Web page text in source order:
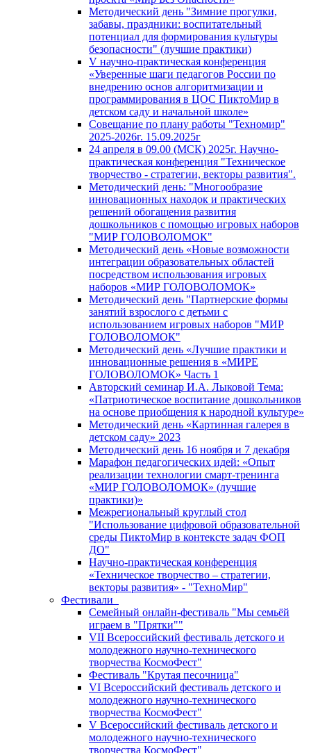
Методический день "Зимние прогулки,
забавы, праздники: воспитательный
потенциал для формирования культуры
безопасности" (лучшие практики)
V научно-практическая конференция
«Уверенные шаги педагогов России по
внедрению основ алгоритмизации и
программирования в ЦОС ПиктоМир в
детском саду и начальной школе»
Совещание по плану работы "Техномир"
2025-2026г. 15.09.2025г
24 апреля в 09.00 (МСК) 2025г. Научно-
практическая конференция "Техническое
творчество - стратегии, векторы развития".
Методический день: "Многообразие
инновационных находок и практических
решений обогащения развития
дошкольников с помощью игровых наборов
"МИР ГОЛОВОЛОМОК"
Методический день «Новые возможности
интеграции образовательных областей
посредством использования игровых
наборов «МИР ГОЛОВОЛОМОК»
Методический день "Партнерские формы
занятий взрослого с детьми с
использованием игровых наборов "МИР
ГОЛОВОЛОМОК"
Методический день «Лучшие практики и
инновационные решения в «МИРЕ
ГОЛОВОЛОМОК» Часть 1
Авторский семинар И.А. Лыковой Тема:
«Патриотическое воспитание дошкольников
на основе приобщения к народной культуре»
Методический день «Картинная галерея в
детском саду» 2023
Методический день 16 ноября и 7 декабря
Марафон педагогических идей: «Опыт
реализации технологии смарт-тренинга
«МИР ГОЛОВОЛОМОК» (лучшие
практики)»
Межрегиональный круглый стол
"Использование цифровой образовательной
среды ПиктоМир в контексте задач ФОП
ДО"
Научно-практическая конференция
«Техническое творчество – стратегии,
векторы развития» - "ТехноМир"
Фестивали
Семейный онлайн-фестиваль "Мы семьёй
играем в "Прятки""
VII Всероссийский фестиваль детского и
молодежного научно-технического
творчества КосмоФест"
Фестиваль "Крутая песочница"
VI Всероссийский фестиваль детского и
молодежного научно-технического
творчества КосмоФест"
V Всероссийский фестиваль детского и
молодежного научно-технического
творчества КосмоФест"